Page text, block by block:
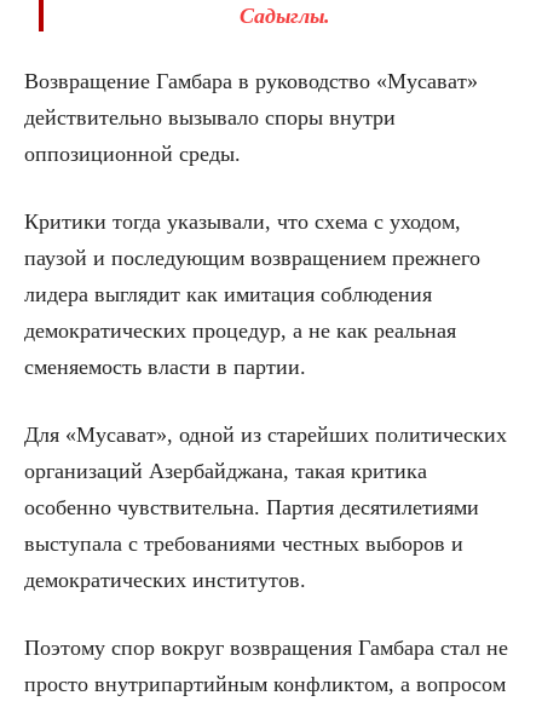
Садыглы.
Возвращение Гамбара в руководство «Мусават»
действительно вызывало споры внутри
оппозиционной среды.
Критики тогда указывали, что схема с уходом,
паузой и последующим возвращением прежнего
лидера выглядит как имитация соблюдения
демократических процедур, а не как реальная
сменяемость власти в партии.
Для «Мусават», одной из старейших политических
организаций Азербайджана, такая критика
особенно чувствительна. Партия десятилетиями
выступала с требованиями честных выборов и
демократических институтов.
Поэтому спор вокруг возвращения Гамбара стал не
просто внутрипартийным конфликтом, а вопросом